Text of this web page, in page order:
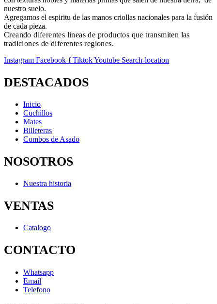
nuestro suelo.
Agregamos el espiritu de las manos criollas nacionales para la fusión
de cada pieza.
Creando diferentes lineas de productos que transmiten las
tradiciones de diferentes regiones.
Instagram Facebook-f TiktokYoutube Search-location
DESTACADOS
Inicio
Cuchillos
Mates
Billeteras
Combos de Asado
NOSOTROS
Nuestra historia
VENTAS
Catalogo
CONTACTO
Whatsapp
Email
Telefono